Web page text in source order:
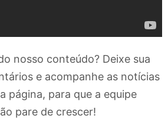
nosso conteúdo? Deixe sua
e acompanhe as notícias
página, para que a equipe
pare de crescer!